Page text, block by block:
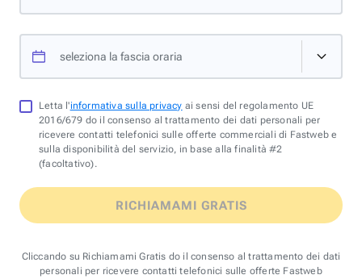
seleziona la fascia oraria
Letta l'informativa sulla privacy ai sensi del regolamento UE
2016/679 do il consenso al trattamento dei dati personali per
ricevere contatti telefonici sulle offerte commerciali di Fastweb e
sulla disponibilità del servizio, in base alla finalità #2
(facoltativo).
RICHIAMAMI GRATIS
Cliccando su Richiamami Gratis do il consenso al trattamento dei dati
personali per ricevere contatti telefonici sulle offerte Fastweb